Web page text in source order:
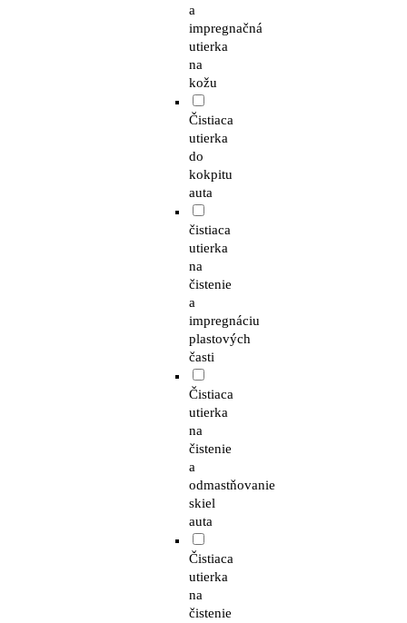
a
impregnačná
utierka
na
kožu
Čistiaca
utierka
do
kokpitu
auta
čistiaca
utierka
na
čistenie
a
impregnáciu
plastových
časti
Čistiaca
utierka
na
čistenie
a
odmastňovanie
skiel
auta
Čistiaca
utierka
na
čistenie